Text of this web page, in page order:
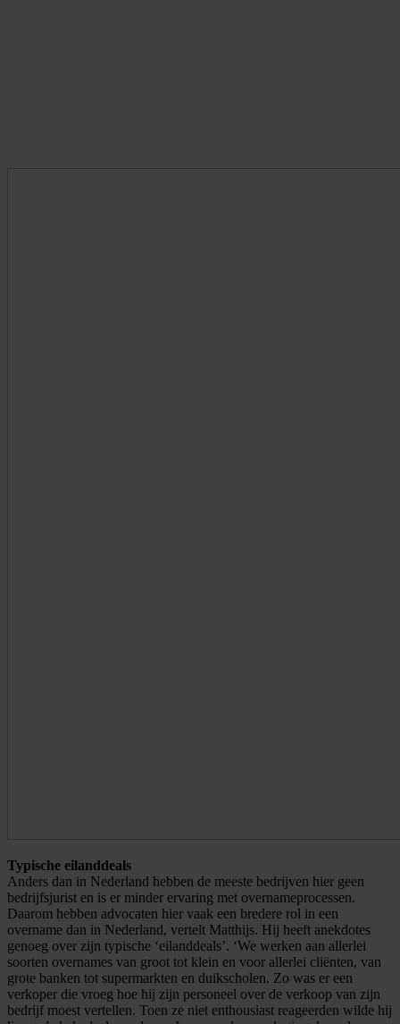
Typische eilanddeals
Anders dan in Nederland hebben de meeste bedrijven hier geen
bedrijfsjurist en is er minder ervaring met overnameprocessen.
Daarom hebben advocaten hier vaak een bredere rol in een
overname dan in Nederland, vertelt Matthijs. Hij heeft anekdotes
genoeg over zijn typische ‘eilanddeals’. ‘We werken aan allerlei
soorten overnames van groot tot klein en voor allerlei cliënten, van
grote banken tot supermarkten en duikscholen. Zo was er een
verkoper die vroeg hoe hij zijn personeel over de verkoop van zijn
bedrijf moest vertellen. Toen ze niet enthousiast reageerden wilde hij